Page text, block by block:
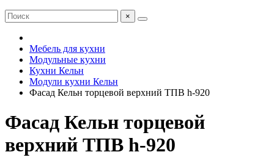
×
Мебель для кухни
Модульные кухни
Кухни Кельн
Модули кухни Кельн
Фасад Кельн торцевой верхний ТПВ h-920
Фасад Кельн торцевой
верхний ТПВ h-920